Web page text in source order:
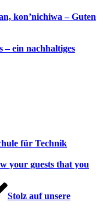
kon’nichiwa – Guten
– ein nachhaltiges
für Technik
your guests that you
Stolz auf unsere